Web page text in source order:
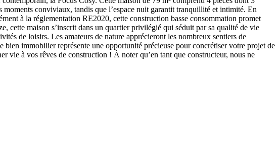
conviviaux, tandis que l’espace nuit garantit tranquillité et intimité. En
à la réglementation RE2020, cette construction basse consommation promet
cette maison s’inscrit dans un quartier privilégié qui séduit par sa qualité de vie
de loisirs. Les amateurs de nature apprécieront les nombreux sentiers de
immobilier représente une opportunité précieuse pour concrétiser votre projet de
vie à vos rêves de construction ! À noter qu’en tant que constructeur, nous ne